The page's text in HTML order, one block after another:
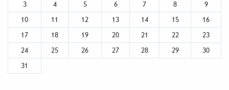
3
4 5 6 7 8
9
10
11 12 13 14 15
16
17
18 19 20 21 22
23
24
25 26 27 28 29
30
31